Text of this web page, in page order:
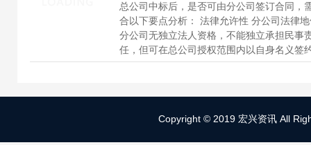
总公司中标后，是否可由分公司签订合同，
合以下要点分析： 法律允许性 ​分公司法律
分公司无独立法人资格，不能独立承担民事
任，但可在总公司授权范围内以自身名义签
合同责任最终由总公司承...
Copyright © 2019 宏兴资讯 All